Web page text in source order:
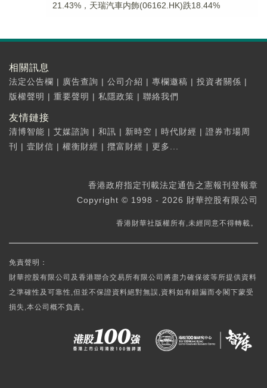
21.43%，天瑞汽車内飾(06162.HK)跌18.44%
相關訊息
法定公告欄 | 廣告查詢 | 公司介紹 | 專欄邀稿 | 投資者關係 |
版權聲明 | 重要聲明 | 私隱政策 | 聯絡我們
友情鏈接
清博智能 | 艾媒諮詢 | 和訊 | 新時空 | 時代財經 | 證券市場周
刊
| 壹財信 | 權衡財經 | 攬富財經 | 更多...
香港政府指定刊載法定通告之憲報刊登報章
Copyright © 1998 - 2026 財華控股有限公司
香港財華社版權所有,未經同意不得轉載。
免責聲明：
財華控股有限公司及香港聯合交易所有限公司將盡力確保彼等所提供資料
之準確性及可靠性,但並不保證資料絕對無誤,資料如有錯漏而令閣下蒙受
損失,本公司概不負責。